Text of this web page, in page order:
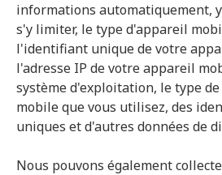
informations automatiquement,
s'y limiter, le type d'appareil
l'identifiant unique de votre
l'adresse IP de votre appareil
système d'exploitation, le type
mobile que vous utilisez, des
uniques et d'autres données de
Nous pouvons également